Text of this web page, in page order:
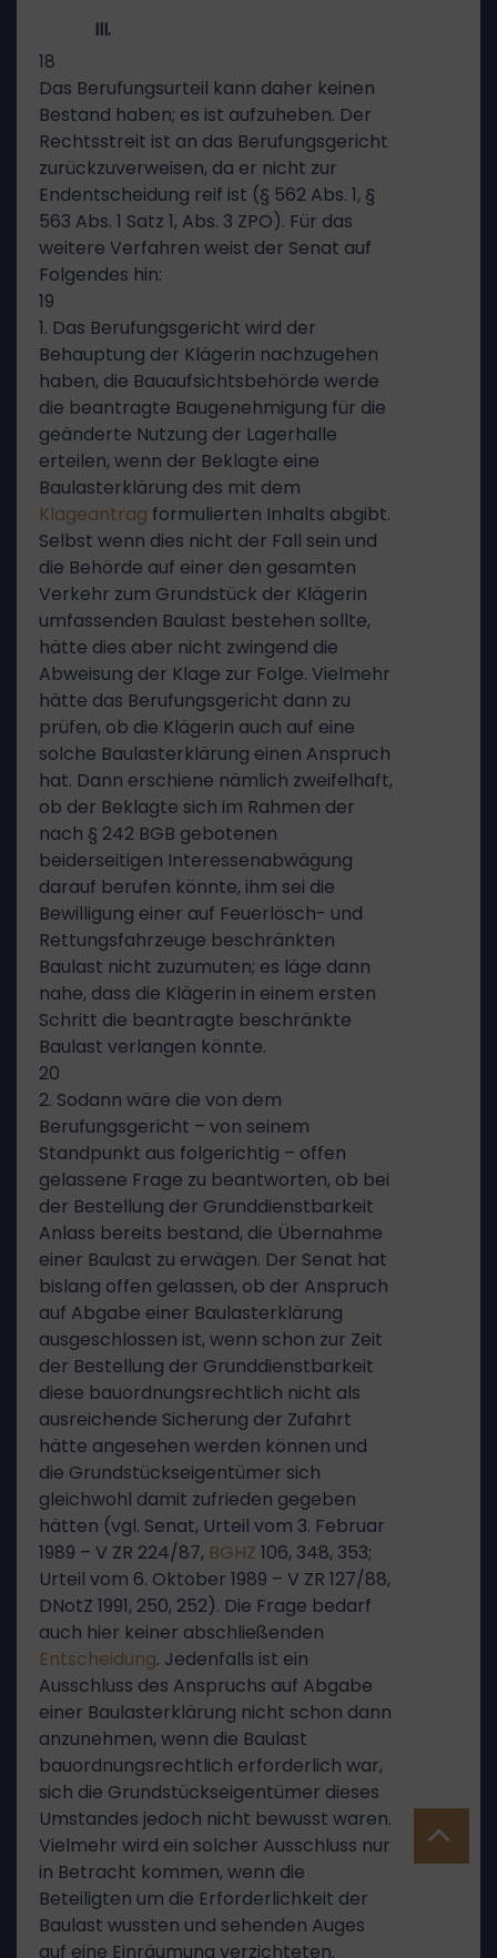
III.
18
Das Berufungsurteil kann daher keinen
Bestand haben; es ist aufzuheben. Der
Rechtsstreit ist an das Berufungsgericht
zurückzuverweisen, da er nicht zur
Endentscheidung reif ist (§ 562 Abs. 1, §
563 Abs. 1 Satz 1, Abs. 3 ZPO). Für das
weitere Verfahren weist der Senat auf
Folgendes hin:
19
1. Das Berufungsgericht wird der
Behauptung der Klägerin nachzugehen
haben, die Bauaufsichtsbehörde werde
die beantragte Baugenehmigung für die
geänderte Nutzung der Lagerhalle
erteilen, wenn der Beklagte eine
Baulasterklärung des mit dem
Klageantrag formulierten Inhalts abgibt.
Selbst wenn dies nicht der Fall sein und
die Behörde auf einer den gesamten
Verkehr zum Grundstück der Klägerin
umfassenden Baulast bestehen sollte,
hätte dies aber nicht zwingend die
Abweisung der Klage zur Folge. Vielmehr
hätte das Berufungsgericht dann zu
prüfen, ob die Klägerin auch auf eine
solche Baulasterklärung einen Anspruch
hat. Dann erschiene nämlich zweifelhaft,
ob der Beklagte sich im Rahmen der
nach § 242 BGB gebotenen
beiderseitigen Interessenabwägung
darauf berufen könnte, ihm sei die
Bewilligung einer auf Feuerlösch- und
Rettungsfahrzeuge beschränkten
Baulast nicht zuzumuten; es läge dann
nahe, dass die Klägerin in einem ersten
Schritt die beantragte beschränkte
Baulast verlangen könnte.
20
2. Sodann wäre die von dem
Berufungsgericht – von seinem
Standpunkt aus folgerichtig – offen
gelassene Frage zu beantworten, ob bei
der Bestellung der Grunddienstbarkeit
Anlass bereits bestand, die Übernahme
einer Baulast zu erwägen. Der Senat hat
bislang offen gelassen, ob der Anspruch
auf Abgabe einer Baulasterklärung
ausgeschlossen ist, wenn schon zur Zeit
der Bestellung der Grunddienstbarkeit
diese bauordnungsrechtlich nicht als
ausreichende Sicherung der Zufahrt
hätte angesehen werden können und
die Grundstückseigentümer sich
gleichwohl damit zufrieden gegeben
hätten (vgl. Senat, Urteil vom 3. Februar
1989 – V ZR 224/87, BGHZ 106, 348, 353;
Urteil vom 6. Oktober 1989 – V ZR 127/88,
DNotZ 1991, 250, 252). Die Frage bedarf
auch hier keiner abschließenden
Entscheidung. Jedenfalls ist ein
Ausschluss des Anspruchs auf Abgabe
einer Baulasterklärung nicht schon dann
anzunehmen, wenn die Baulast
bauordnungsrechtlich erforderlich war,
sich die Grundstückseigentümer dieses
Umstandes jedoch nicht bewusst waren.
Vielmehr wird ein solcher Ausschluss nur
in Betracht kommen, wenn die
Beteiligten um die Erforderlichkeit der
Baulast wussten und sehenden Auges
auf eine Einräumung verzichteten.